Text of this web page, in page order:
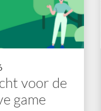
voor de
game